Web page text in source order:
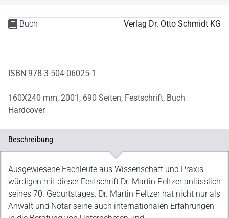
Buch Verlag Dr. Otto Schmidt KG
ISBN 978-3-504-06025-1
160X240 mm, 2001, 690 Seiten, Festschrift, Buch
Hardcover
Beschreibung
Beschreibung
Ausgewiesene Fachleute aus Wissenschaft und Praxis
würdigen mit dieser Festschrift Dr. Martin Peltzer anlässlich
seines 70. Geburtstages. Dr. Martin Peltzer hat nicht nur als
Anwalt und Notar seine auch internationalen Erfahrungen